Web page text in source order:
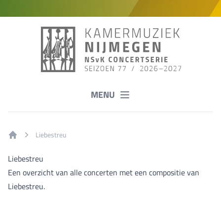
MENU
Liebestreu
Liebestreu
Een overzicht van alle concerten met een compositie van
Liebestreu.